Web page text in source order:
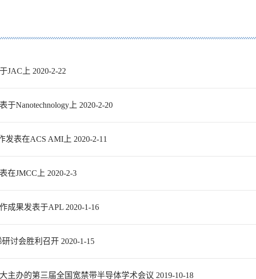
JAC上 2020-2-22
Nanotechnology上 2020-2-20
发表在ACS AMI上 2020-2-11
在JMCC上 2020-2-3
成果发表于APL 2020-1-16
讨会胜利召开 2020-1-15
主办的第三届全国宽禁带半导体学术会议 2019-10-18